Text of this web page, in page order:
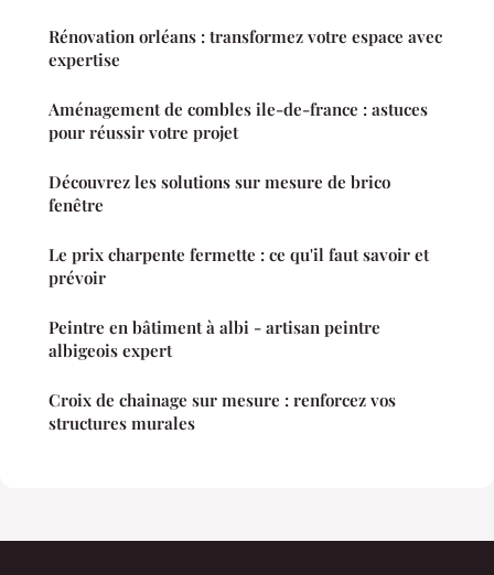
Rénovation orléans : transformez votre espace avec
expertise
Aménagement de combles ile-de-france : astuces
pour réussir votre projet
Découvrez les solutions sur mesure de brico
fenêtre
Le prix charpente fermette : ce qu'il faut savoir et
prévoir
Peintre en bâtiment à albi - artisan peintre
albigeois expert
Croix de chainage sur mesure : renforcez vos
structures murales